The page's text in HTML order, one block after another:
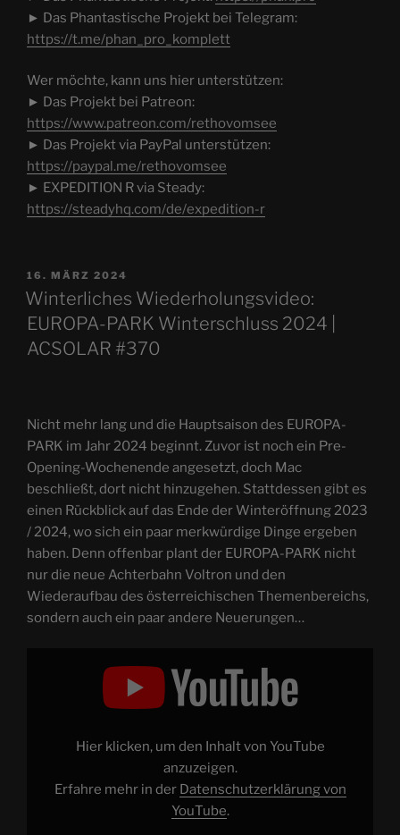
► Das Phantastische Projekt bei Telegram:
https://t.me/phan_pro_komplett
Wer möchte, kann uns hier unterstützen:
► Das Projekt bei Patreon:
https://www.patreon.com/rethovomsee
► Das Projekt via PayPal unterstützen:
https://paypal.me/rethovomsee
► EXPEDITION R via Steady:
https://steadyhq.com/de/expedition-r
VERÖFFENTLICHT
AM
16. MÄRZ 2024
Winterliches Wiederholungsvideo:
EUROPA-PARK Winterschluss 2024 |
ACSOLAR #370
Nicht mehr lang und die Hauptsaison des EUROPA-
PARK im Jahr 2024 beginnt. Zuvor ist noch ein Pre-
Opening-Wochenende angesetzt, doch Mac
beschließt, dort nicht hinzugehen. Stattdessen gibt es
einen Rückblick auf das Ende der Winteröffnung 2023
/ 2024, wo sich ein paar merkwürdige Dinge ergeben
haben. Denn offenbar plant der EUROPA-PARK nicht
nur die neue Achterbahn Voltron und den
Wiederaufbau des österreichischen Themenbereichs,
sondern auch ein paar andere Neuerungen…
Wiederholungsvideo:
Winterschluss
anzeigen
Hier klicken, um den Inhalt von YouTube
anzuzeigen.
Erfahre mehr in der Datenschutzerklärung von
YouTube.